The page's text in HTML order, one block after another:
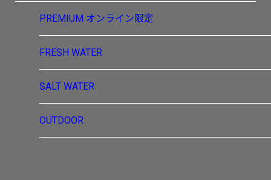
PREMIUM オンライン限定
FRESH WATER
SALT WATER
OUTDOOR